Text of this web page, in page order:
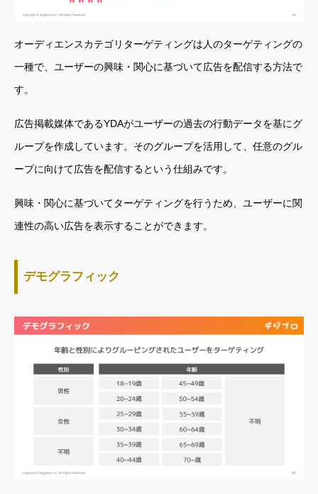
オーディエンスカテゴリターゲティングは人のターゲティングの
一種で、ユーザーの興味・関心に基づいて広告を配信する方法で
す。
広告掲載媒体であるYDAがユーザーの過去の行動データを基にグ
ループを作成しています。そのグループを活用して、任意のグル
ープに向けて広告を配信するという仕組みです。
興味・関心に基づいてターゲティングを行うため、ユーザーに関
連性の高い広告を表示することができます。
デモグラフィック